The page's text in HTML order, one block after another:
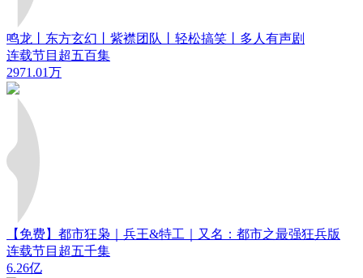
鸣龙丨东方玄幻丨紫襟团队丨轻松搞笑丨多人有声剧
连载节目超五百集
2971.01万
【免费】都市狂枭｜兵王&特工｜又名：都市之最强狂兵版
连载节目超五千集
6.26亿